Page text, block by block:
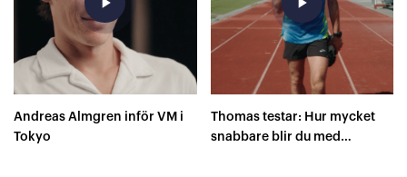
Andreas Almgren inför VM i
Tokyo
Thomas testar: Hur mycket
snabbare blir du med